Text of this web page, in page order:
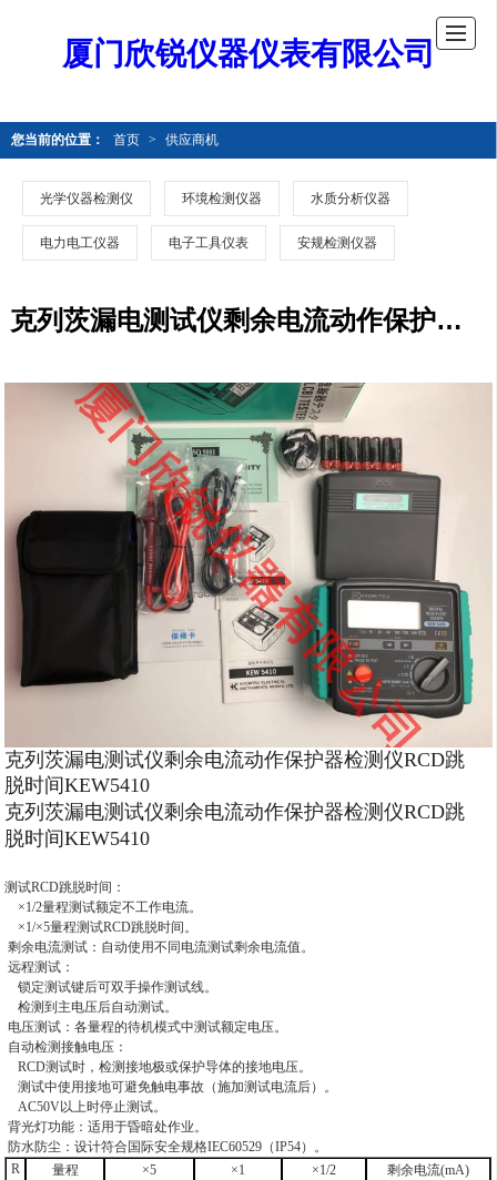
厦门欣锐仪器仪表有限公司
您当前的位置： 首页 > 供应商机
光学仪器检测仪 环境检测仪器 水质分析仪器
电力电工仪器 电子工具仪表 安规检测仪器
克列茨漏电测试仪剩余电流动作保护器检测仪RCD跳脱时间KEW5410
克列茨漏电测试仪剩余电流动作保护器检测仪RCD跳
脱时间KEW5410
克列茨漏电测试仪剩余电流动作保护器检测仪RCD跳
脱时间KEW5410
测试RCD跳脱时间：
×1/2量程测试额定不工作电流。
×1/×5量程测试RCD跳脱时间。
剩余电流测试：自动使用不同电流测试剩余电流值。
远程测试：
锁定测试键后可双手操作测试线。
检测到主电压后自动测试。
电压测试：各量程的待机模式中测试额定电压。
自动检测接触电压：
RCD测试时，检测接地极或保护导体的接地电压。
测试中使用接地可避免触电事故（施加测试电流后）。
AC50V以上时停止测试。
背光灯功能：适用于昏暗处作业。
防水防尘：设计符合国际安全规格IEC60529（IP54）。
R
量程 ×5 ×1 ×1/2 剩余电流(mA)